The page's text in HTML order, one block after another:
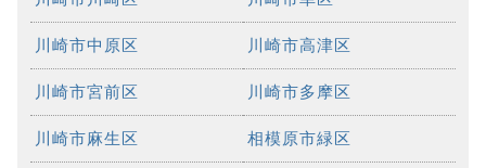
川崎市中原区 川崎市高津区
川崎市宮前区 川崎市多摩区
川崎市麻生区 相模原市緑区